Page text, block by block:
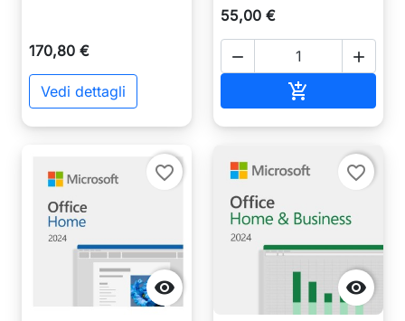
170,80 €
Vedi dettagli
55,00 €
 


favorite_border

favorite_border